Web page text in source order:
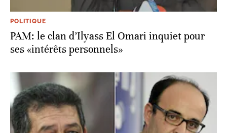
POLITIQUE
PAM: le clan d’Ilyass El Omari inquiet pour
ses «intérêts personnels»